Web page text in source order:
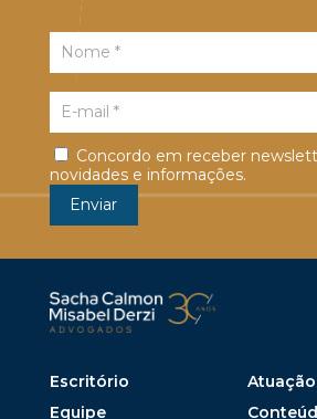
Concordo em receber
novidades e informações.
Escritório
Atuação
Equipe